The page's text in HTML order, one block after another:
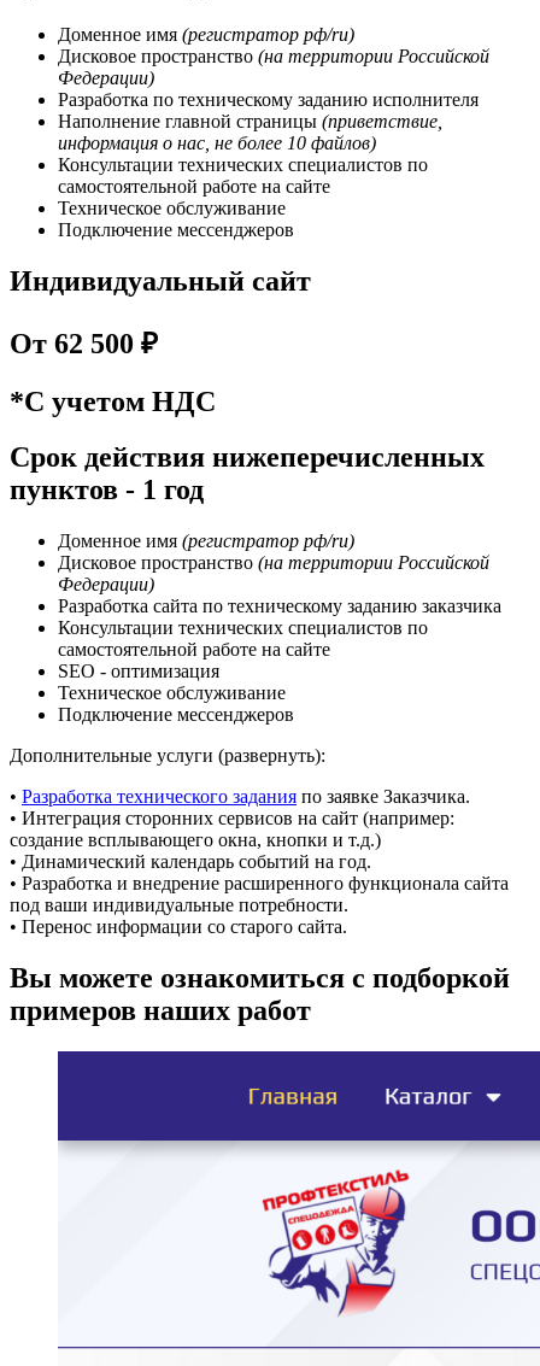
Доменное имя (регистратор рф/ru)
Дисковое пространство (на территории Российской
Федерации)
Разработка по техническому заданию исполнителя
Наполнение главной страницы (приветствие,
информация о нас, не более 10 файлов)
Консультации технических специалистов по
самостоятельной работе на сайте
Техническое обслуживание
Подключение мессенджеров
Индивидуальный сайт
От 62 500 ₽
*С учетом НДС
Срок действия нижеперечисленных
пунктов - 1 год
Доменное имя (регистратор рф/ru)
Дисковое пространство (на территории Российской
Федерации)
Разработка сайта по техническому заданию заказчика
Консультации технических специалистов по
самостоятельной работе на сайте
SEO - оптимизация
Техническое обслуживание
Подключение мессенджеров
Дополнительные услуги (развернуть):
• Разработка технического задания по заявке Заказчика.
• Интеграция сторонних сервисов на сайт (например:
создание всплывающего окна, кнопки и т.д.)
• Динамический календарь событий на год.
• Разработка и внедрение расширенного функционала сайта
под ваши индивидуальные потребности.
• Перенос информации со старого сайта.
Вы можете ознакомиться с подборкой
примеров наших работ